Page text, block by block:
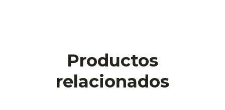
Productos
relacionados